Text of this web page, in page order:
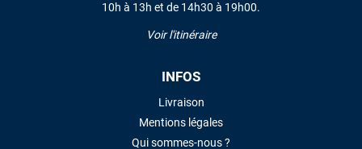
10h à 13h et de 14h30 à 19h00.
Voir l'itinéraire
INFOS
Livraison
Mentions légales
Qui sommes-nous ?